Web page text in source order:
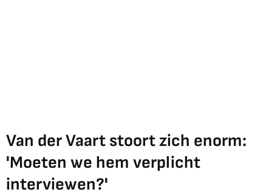
Van der Vaart stoort zich enorm:
'Moeten we hem verplicht
interviewen?'